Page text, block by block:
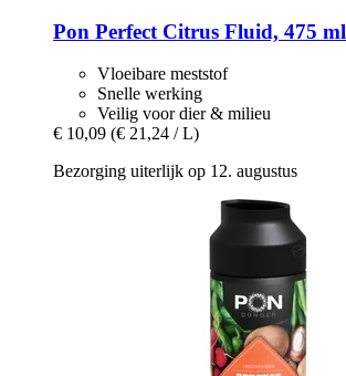
Pon Perfect Citrus Fluid, 475 ml
Vloeibare meststof
Snelle werking
Veilig voor dier & milieu
€ 10,09 (€ 21,24 / L)
Bezorging uiterlijk op 12. augustus